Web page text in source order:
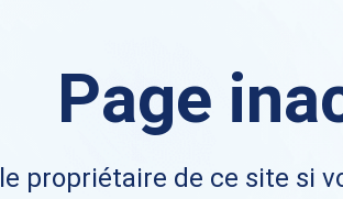
Page
propriétaire de ce site si